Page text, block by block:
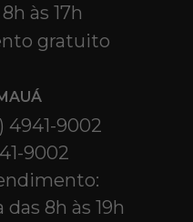
às 17h
gratuito
4941-9002
9002
8h às 19h